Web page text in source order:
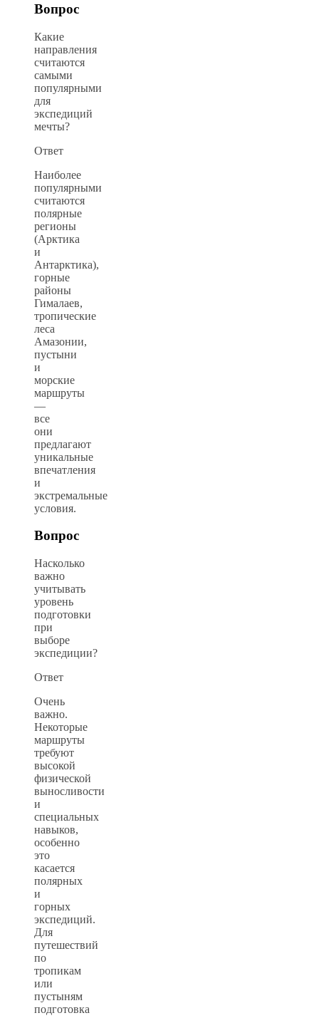
Вопрос
Какие
направления
считаются
самыми
популярными
для
экспедиций
мечты?
Ответ
Наиболее
популярными
считаются
полярные
регионы
(Арктика
и
Антарктика),
горные
районы
Гималаев,
тропические
леса
Амазонии,
пустыни
и
морские
маршруты
—
все
они
предлагают
уникальные
впечатления
и
экстремальные
условия.
Вопрос
Насколько
важно
учитывать
уровень
подготовки
при
выборе
экспедиции?
Ответ
Очень
важно.
Некоторые
маршруты
требуют
высокой
физической
выносливости
и
специальных
навыков,
особенно
это
касается
полярных
и
горных
экспедиций.
Для
путешествий
по
тропикам
или
пустыням
подготовка